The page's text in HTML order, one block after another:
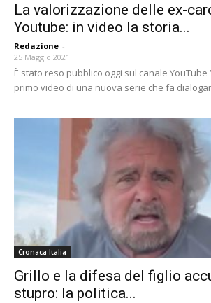
La valorizzazione delle ex-
Youtube: in video la storia...
Redazione -
25 Maggio 2021
È stato reso pubblico oggi sul canale YouTube
primo video di una nuova serie che fa
Cronaca Italia
Grillo e la difesa del figlio
stupro: la politica...